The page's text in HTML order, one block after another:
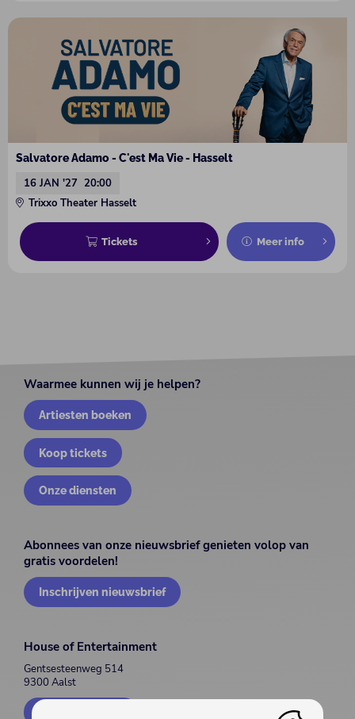
Salvatore Adamo - C'est Ma Vie - Hasselt
16 JAN '27 20:00
Trixxo Theater Hasselt
Tickets Meer info
Waarmee kunnen wij je helpen?
Artiesten boeken
Koop tickets
Onze diensten
Abonnees van onze nieuwsbrief genieten volop van
gratis voordelen!
Inschrijven nieuwsbrief
House of Entertainment
Gentsesteenweg 514
9300 Aalst